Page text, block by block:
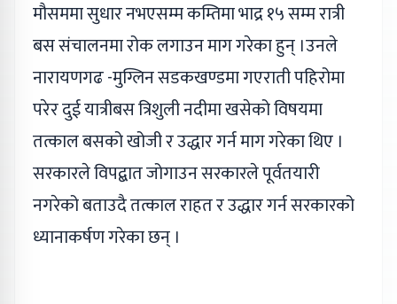
मौसममा सुधार नभएसम्म कम्तिमा भाद्र १५ सम्म रात्री
बस संचालनमा रोक लगाउन माग गरेका हुन् ।उनले
नारायणगढ -मुग्लिन सडकखण्डमा गएराती पहिरोमा
परेर दुई यात्रीबस त्रिशुली नदीमा खसेको विषयमा
तत्काल बसको खोजी र उद्धार गर्न माग गरेका थिए ।
सरकारले विपद्बात जोगाउन सरकारले पूर्वतयारी
नगरेको बताउदै तत्काल राहत र उद्धार गर्न सरकारको
ध्यानाकर्षण गरेका छन् ।